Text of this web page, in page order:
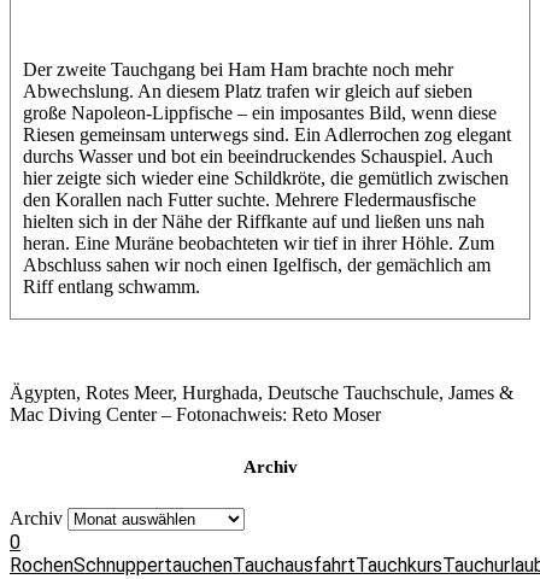
Der zweite Tauchgang bei Ham Ham brachte noch mehr
Abwechslung. An diesem Platz trafen wir gleich auf sieben
große Napoleon-Lippfische – ein imposantes Bild, wenn diese
Riesen gemeinsam unterwegs sind. Ein Adlerrochen zog elegant
durchs Wasser und bot ein beeindruckendes Schauspiel. Auch
hier zeigte sich wieder eine Schildkröte, die gemütlich zwischen
den Korallen nach Futter suchte. Mehrere Fledermausfische
hielten sich in der Nähe der Riffkante auf und ließen uns nah
heran. Eine Muräne beobachteten wir tief in ihrer Höhle. Zum
Abschluss sahen wir noch einen Igelfisch, der gemächlich am
Riff entlang schwamm.
Ägypten, Rotes Meer, Hurghada, Deutsche Tauchschule, James &
Mac Diving Center – Fotonachweis: Reto Moser
Archiv
Archiv
0
RochenSchnuppertauchenTauchausfahrtTauchkurs